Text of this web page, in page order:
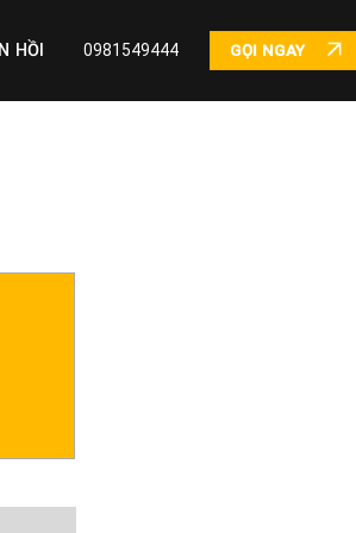
HỒI 0981549444 GỌI NGAY